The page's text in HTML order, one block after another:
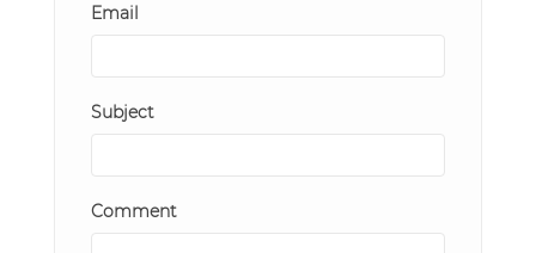
Email
Subject
Comment